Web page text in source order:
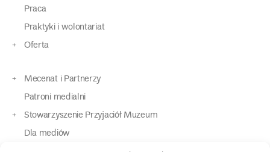
Praca
Praktyki i wolontariat
Oferta
Mecenat i Partnerzy
Patroni medialni
Stowarzyszenie Przyjaciół Muzeum
Dla mediów